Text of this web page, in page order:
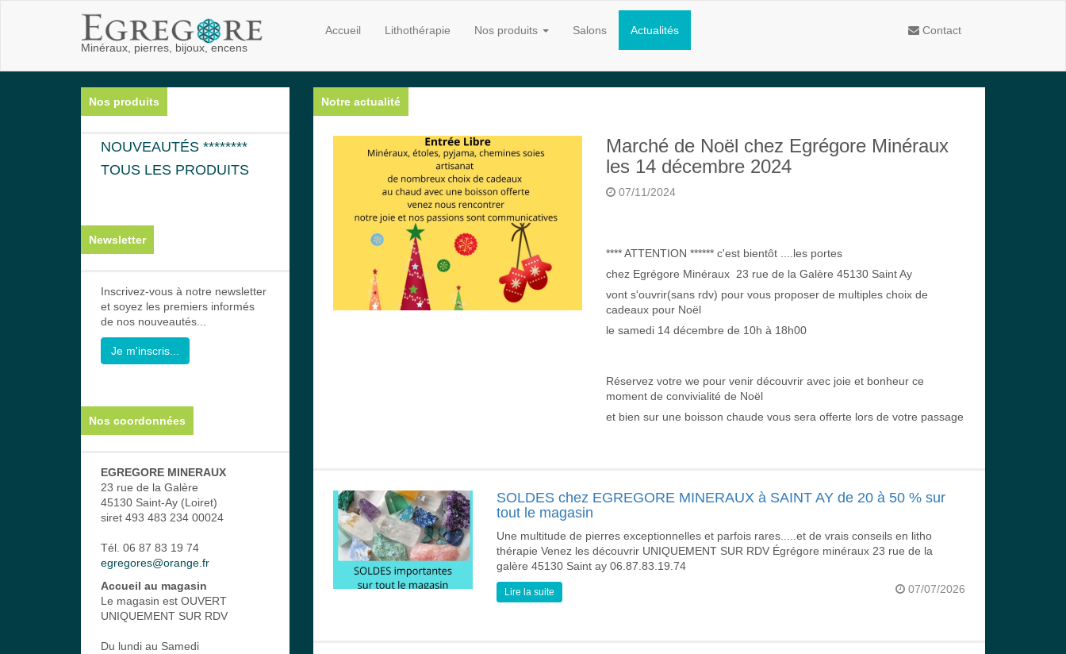
Minéraux, pierres, bijoux, encens
Accueil Lithothérapie Nos produits Salons Actualités Contact
Nos produits
NOUVEAUTÉS ********
TOUS LES PRODUITS
Newsletter
Inscrivez-vous à notre newsletter
et soyez les premiers informés
de nos nouveautés...
Je m'inscris...
Nos coordonnées
EGREGORE MINERAUX
23 rue de la Galère
45130 Saint-Ay (Loiret)
siret 493 483 234 00024
Tél. 06 87 83 19 74
egregores@orange.fr
Accueil au magasin
Le magasin est OUVERT
UNIQUEMENT SUR RDV
Du lundi au Samedi
Notre actualité
Marché de Noël chez Egrégore Minéraux
les 14 décembre 2024
07/11/2024
**** ATTENTION ****** c'est bientôt ....les portes
chez Egrégore Minéraux  23 rue de la Galère 45130 Saint Ay
vont s'ouvrir(sans rdv) pour vous proposer de multiples choix de
cadeaux pour Noël
le samedi 14 décembre de 10h à 18h00
Réservez votre we pour venir découvrir avec joie et bonheur ce
moment de convivialité de Noël
et bien sur une boisson chaude vous sera offerte lors de votre passage
SOLDES chez EGREGORE MINERAUX à SAINT AY de 20 à 50 % sur
tout le magasin
Une multitude de pierres exceptionnelles et parfois rares.....et de vrais conseils en litho
thérapie Venez les découvrir UNIQUEMENT SUR RDV Égrégore minéraux 23 rue de la
galère 45130 Saint ay 06.87.83.19.74
07/07/2026
Lire la suite